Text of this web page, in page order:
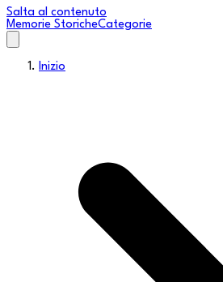
Salta al contenuto
Memorie StoricheCategorie
Inizio